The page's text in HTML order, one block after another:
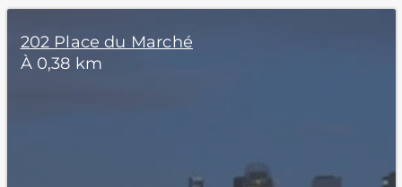
202 Place du Marché
À 0,38 km